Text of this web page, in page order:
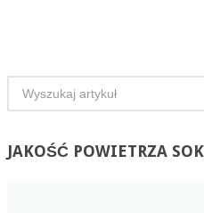
JAKOŚĆPOWIETRZA